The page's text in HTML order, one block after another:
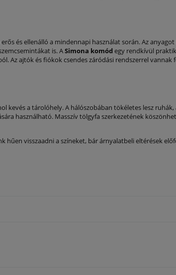
és ellenálló a mindennapi használat során. Az
is. ASimona komódegy rendkívül
Az ajtók és fiókok csendes záródási rendszerrel vannak
a tárolóhely. A hálószobában tökéletes lesz
használható. Masszív tölgyfa szerkezetének
visszaadni a színeket, bár árnyalatbeli eltérések